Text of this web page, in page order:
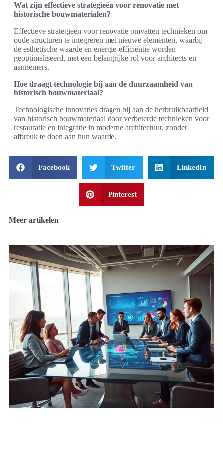
Wat zijn effectieve strategieën voor renovatie met
historische bouwmaterialen?
Effectieve strategieën voor renovatie omvatten technieken om
oude structuren te integreren met nieuwe elementen, waarbij
de esthetische waarde en energie-efficiëntie worden
geoptimaliseerd, met een belangrijke rol voor architects en
aannemers.
Hoe draagt technologie bij aan de duurzaamheid van
historisch bouwmateriaal?
Technologische innovaties dragen bij aan de herbruikbaarheid
van historisch bouwmateriaal door verbeterde technieken voor
restauratie en integratie in moderne architectuur, zonder
afbreuk te doen aan hun waarde.
Facebook Twitter LinkedIn
Pinterest
Meer artikelen